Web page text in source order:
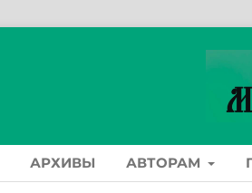
АРХИВЫ АВТОРАМ